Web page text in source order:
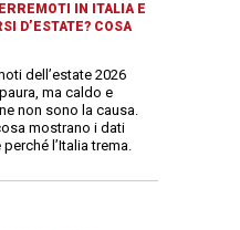
IN ITALIA E
D’ESTATE? COSA
dell’estate 2026
ma caldo e
non sono la causa.
mostrano i dati
perché l’Italia trema.